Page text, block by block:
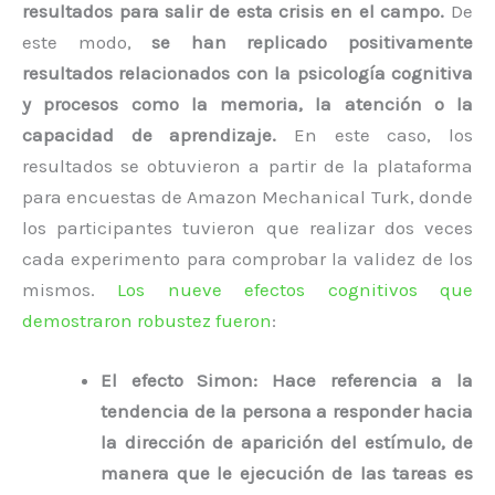
resultados para salir de esta crisis en el campo. De
este modo,se han replicado positivamente
resultados relacionados con la psicología cognitiva
y procesos como la memoria, la atención o la
capacidad de aprendizaje. En este caso, los
resultados se obtuvieron a partir de la plataforma
para encuestas de Amazon Mechanical Turk, donde
los participantes tuvieron que realizar dos veces
cada experimento para comprobar la validez de los
mismos. Los nueve efectos cognitivos que
demostraron robustez fueron:
El efecto Simon:
Hace referencia a la
tendencia de la persona a responder hacia
la dirección de aparición del estímulo, de
manera que le ejecución de las tareas es